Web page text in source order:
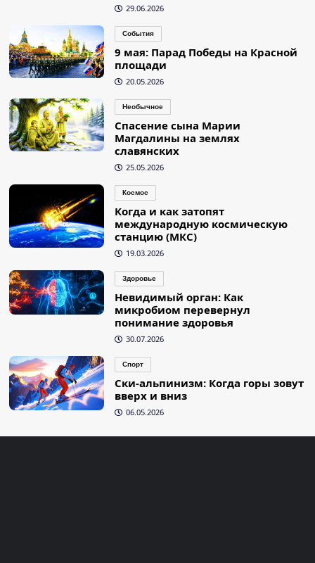
29.06.2026
События
9 мая: Парад Победы на Красной
площади
20.05.2026
Необычное
Спасение сына Марии
Магдалины на землях
славянских
25.05.2026
Космос
Когда и как затопят
международную космическую
станцию (МКС)
19.03.2026
Здоровье
Невидимый орган: Как
микробиом перевернул
понимание здоровья
30.07.2026
Спорт
Ски-альпинизм: Когда горы зовут
вверх и вниз
06.05.2026